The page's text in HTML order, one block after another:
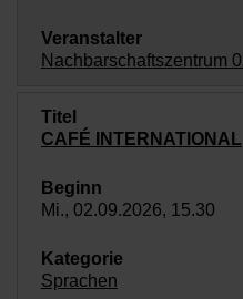
Nachbarschaftszentrum
CAFÉ INTERNATIONAL
Mi., 02.09.2026, 15.30
Sprachen